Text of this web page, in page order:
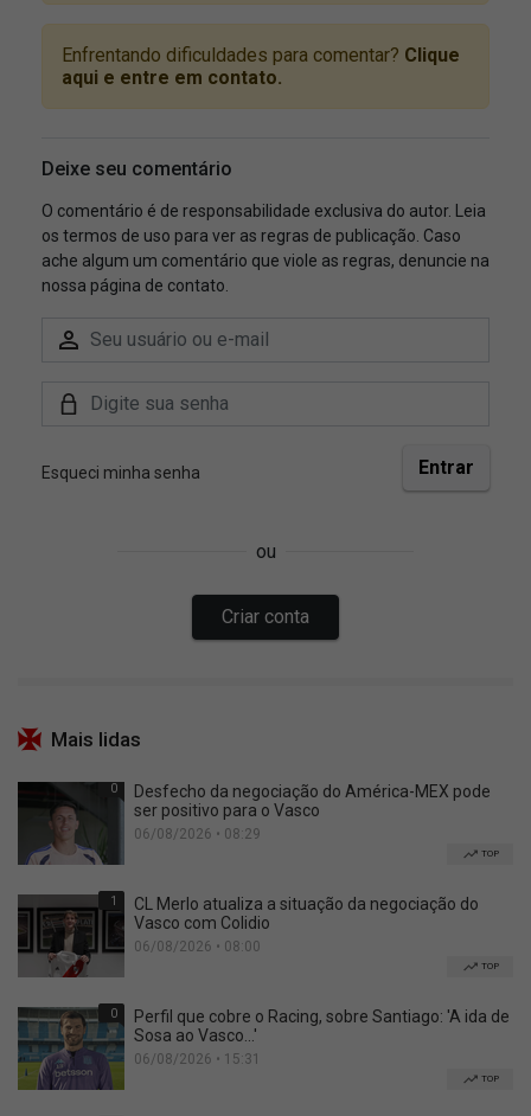
Mais lidas
0
Desfecho da negociação do América-MEX pode
ser positivo para o Vasco
06/08/2026 • 08:29
TOP
1
CL Merlo atualiza a situação da negociação do
Vasco com Colidio
06/08/2026 • 08:00
TOP
0
Perfil que cobre o Racing, sobre Santiago: 'A ida de
Sosa ao Vasco...'
06/08/2026 • 15:31
TOP